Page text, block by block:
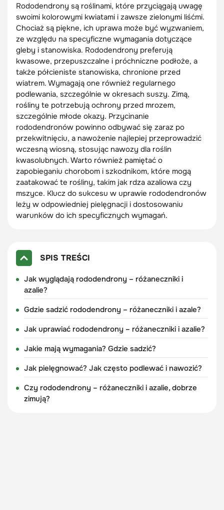
Rododendrony są roślinami, które przyciągają uwagę
swoimi kolorowymi kwiatami i zawsze zielonymi liśćmi.
Chociaż są piękne, ich uprawa może być wyzwaniem,
ze względu na specyficzne wymagania dotyczące
gleby i stanowiska. Rododendrony preferują
kwasowe, przepuszczalne i próchniczne podłoże, a
także półcieniste stanowiska, chronione przed
wiatrem. Wymagają one również regularnego
podlewania, szczególnie w okresach suszy. Zimą,
rośliny te potrzebują ochrony przed mrozem,
szczególnie młode okazy. Przycinanie
rododendronów powinno odbywać się zaraz po
przekwitnięciu, a nawożenie najlepiej przeprowadzić
wczesną wiosną, stosując nawozy dla roślin
kwasolubnych. Warto również pamiętać o
zapobieganiu chorobom i szkodnikom, które mogą
zaatakować te rośliny, takim jak rdza azaliowa czy
mszyce. Klucz do sukcesu w uprawie rododendronów
leży w odpowiedniej pielęgnacji i dostosowaniu
warunków do ich specyficznych wymagań.
SPIS TREŚCI
Jak wyglądają rododendrony – różaneczniki i
azalie?
Gdzie sadzić rododendrony – różaneczniki i azale?
Jak uprawiać rododendrony – różaneczniki i azalie?
Jakie mają wymagania? Gdzie sadzić?
Jak pielęgnować? Jak często podlewać i nawozić?
Czy rododendrony – różaneczniki i azalie, dobrze
zimują?